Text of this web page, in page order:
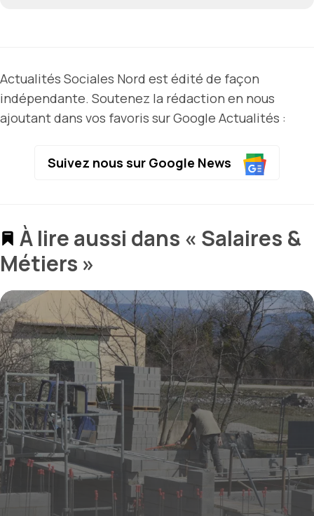
Actualités Sociales Nord est édité de façon
indépendante. Soutenez la rédaction en nous
ajoutant dans vos favoris sur Google Actualités :
Suivez nous sur Google News
À lire aussi dans « Salaires &
Métiers »